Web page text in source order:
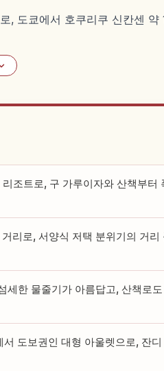
도쿄에서 호쿠리쿠 신칸센 약
조트로, 구 가루이자와 산책부터
리로, 서양식 저택 분위기의 거리
한 물줄기가 아름답고, 산책로
도보권인 대형 아울렛으로, 잔